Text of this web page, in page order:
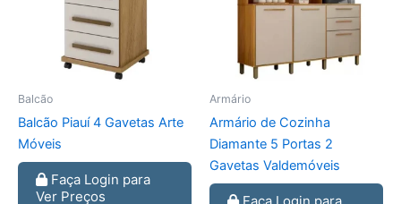
Balcão
Balcão Piauí 4 Gavetas Arte
Móveis
Faça Login para
Ver Preços
Armário
Armário de Cozinha
Diamante 5 Portas 2
Gavetas Valdemóveis
Faça Login para